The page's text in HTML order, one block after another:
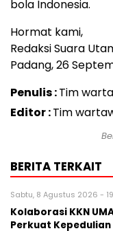
bola Indonesia.
Hormat kami,
Redaksi Suara
Padang, 26
Penulis :Tim
Editor :Tim
BERITA TERKAIT
Sabtu, 8 Agustus 2026 -
Kolaborasi KKN
Perkuat